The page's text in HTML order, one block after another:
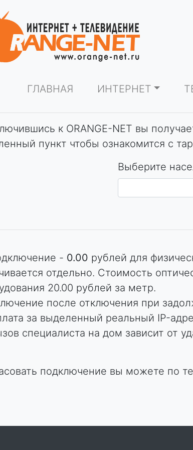
ГЛАВНАЯ ИНТЕРНЕТ
к ORANGE-NET вы
пункт чтобы ознакомится с
Выберите
- 0.00 рублей для
отдельно. Стоимость
20.00 рублей за метр.
после отключения при
за выделенный реальный IP-
специалиста на дом зависит от
подключение вы можете по